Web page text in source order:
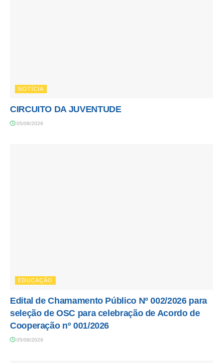
NOTÍCIA
CIRCUITO DA JUVENTUDE
05/08/2026
EDUCAÇÃO
Edital de Chamamento Público Nº 002/2026 para
seleção de OSC para celebração de Acordo de
Cooperação nº 001/2026
05/08/2026